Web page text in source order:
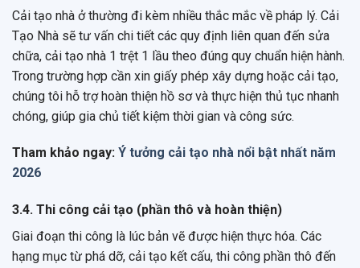
Cải tạo nhà ở thường đi kèm nhiều thắc mắc về pháp lý. Cải
Tạo Nhà sẽ tư vấn chi tiết các quy định liên quan đến sửa
chữa, cải tạo nhà 1 trệt 1 lầu theo đúng quy chuẩn hiện hành.
Trong trường hợp cần xin giấy phép xây dựng hoặc cải tạo,
chúng tôi hỗ trợ hoàn thiện hồ sơ và thực hiện thủ tục nhanh
chóng, giúp gia chủ tiết kiệm thời gian và công sức.
Tham khảo ngay: Ý tưởng cải tạo nhà nổi bật nhất năm
2026
3.4. Thi công cải tạo (phần thô và hoàn thiện)
Giai đoạn thi công là lúc bản vẽ được hiện thực hóa. Các
hạng mục từ phá dỡ, cải tạo kết cấu, thi công phần thô đến